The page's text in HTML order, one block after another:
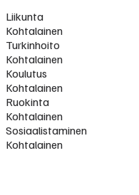
Liikunta
Kohtalainen
Turkinhoito
Kohtalainen
Koulutus
Kohtalainen
Ruokinta
Kohtalainen
Sosiaalistaminen
Kohtalainen